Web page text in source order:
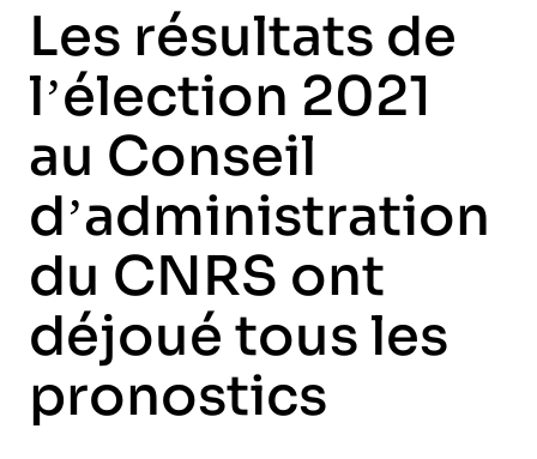
Les résultats de
l’élection 2021
au Conseil
d’administration
du CNRS ont
déjoué tous les
pronostics